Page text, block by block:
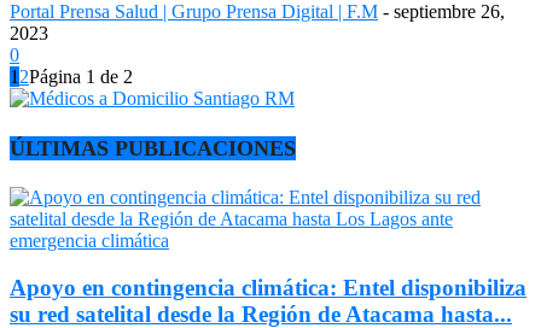
Portal Prensa Salud | Grupo Prensa Digital | F.M - septiembre 26,
2023
0
1 2Página 1 de 2
ÚLTIMAS PUBLICACIONES
Apoyo en contingencia climática: Entel disponibiliza
su red satelital desde la Región de Atacama hasta...